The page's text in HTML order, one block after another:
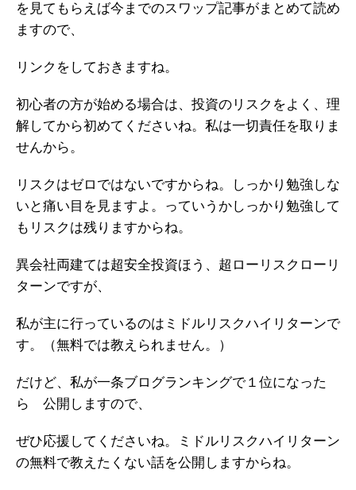
を見てもらえば今までのスワップ記事がまとめて読め
ますので、
リンクをしておきますね。
初心者の方が始める場合は、投資のリスクをよく、理
解してから初めてくださいね。私は一切責任を取りま
せんから。
リスクはゼロではないですからね。しっかり勉強しな
いと痛い目を見ますよ。っていうかしっかり勉強して
もリスクは残りますからね。
異会社両建ては超安全投資ほう、超ローリスクローリ
ターンですが、
私が主に行っているのはミドルリスクハイリターンで
す。（無料では教えられません。）
だけど、私が一条ブログランキングで１位になった
ら 公開しますので、
ぜひ応援してくださいね。ミドルリスクハイリターン
の無料で教えたくない話を公開しますからね。